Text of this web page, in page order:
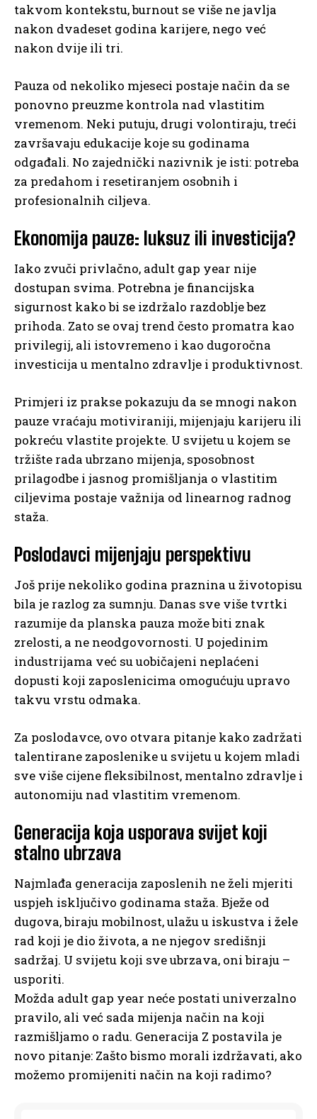
takvom kontekstu, burnout se više ne javlja
nakon dvadeset godina karijere, nego već
nakon dvije ili tri.
Pauza od nekoliko mjeseci postaje način da se
ponovno preuzme kontrola nad vlastitim
vremenom. Neki putuju, drugi volontiraju, treći
završavaju edukacije koje su godinama
odgađali. No zajednički nazivnik je isti: potreba
za predahom i resetiranjem osobnih i
profesionalnih ciljeva.
Ekonomija pauze: luksuz ili investicija?
Iako zvuči privlačno, adult gap year nije
dostupan svima. Potrebna je financijska
sigurnost kako bi se izdržalo razdoblje bez
prihoda. Zato se ovaj trend često promatra kao
privilegij, ali istovremeno i kao dugoročna
investicija u mentalno zdravlje i produktivnost.
Primjeri iz prakse pokazuju da se mnogi nakon
pauze vraćaju motiviraniji, mijenjaju karijeru ili
pokreću vlastite projekte. U svijetu u kojem se
tržište rada ubrzano mijenja, sposobnost
prilagodbe i jasnog promišljanja o vlastitim
ciljevima postaje važnija od linearnog radnog
staža.
Poslodavci mijenjaju perspektivu
Još prije nekoliko godina praznina u životopisu
bila je razlog za sumnju. Danas sve više tvrtki
razumije da planska pauza može biti znak
zrelosti, a ne neodgovornosti. U pojedinim
industrijama već su uobičajeni neplaćeni
dopusti koji zaposlenicima omogućuju upravo
takvu vrstu odmaka.
Za poslodavce, ovo otvara pitanje kako zadržati
talentirane zaposlenike u svijetu u kojem mladi
sve više cijene fleksibilnost, mentalno zdravlje i
autonomiju nad vlastitim vremenom.
Generacija koja usporava svijet koji
stalno ubrzava
Najmlađa generacija zaposlenih ne želi mjeriti
uspjeh isključivo godinama staža. Bježe od
dugova, biraju mobilnost, ulažu u iskustva i žele
rad koji je dio života, a ne njegov središnji
sadržaj. U svijetu koji sve ubrzava, oni biraju –
usporiti.
Možda adult gap year neće postati univerzalno
pravilo, ali već sada mijenja način na koji
razmišljamo o radu. Generacija Z postavila je
novo pitanje: Zašto bismo morali izdržavati, ako
možemo promijeniti način na koji radimo?